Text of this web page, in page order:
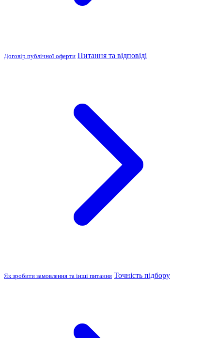
Договір публічної оферти Питання та відповіді
Як зробити замовлення та інші питання Точність підбору